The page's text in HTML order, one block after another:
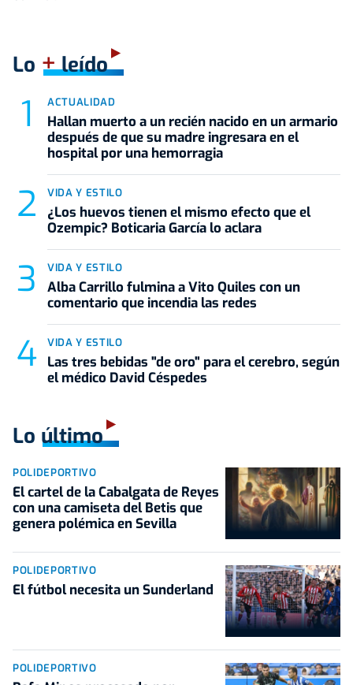
Lo +leído
ACTUALIDAD
Hallan muerto a un recién nacido en un armario
después de que su madre ingresara en el
hospital por una hemorragia
VIDA Y ESTILO
¿Los huevos tienen el mismo efecto que el
Ozempic? Boticaria García lo aclara
VIDA Y ESTILO
Alba Carrillo fulmina a Vito Quiles con un
comentario que incendia las redes
VIDA Y ESTILO
Las tres bebidas "de oro" para el cerebro, según
el médico David Céspedes
Lo último
POLIDEPORTIVO
El cartel de la Cabalgata de Reyes
con una camiseta del Betis que
genera polémica en Sevilla
POLIDEPORTIVO
El fútbol necesita un Sunderland
POLIDEPORTIVO